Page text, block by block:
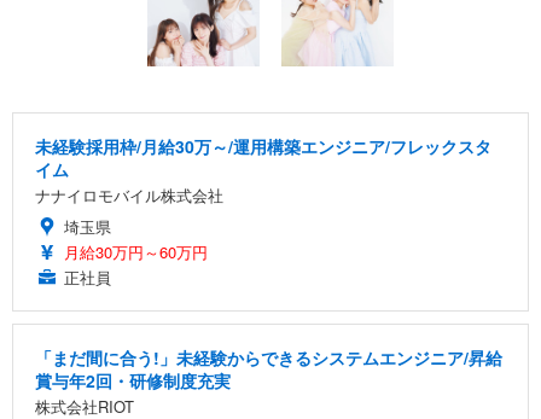
未経験採用枠/月給30万～/運用構築エンジニア/フレックスタ
イム
ナナイロモバイル株式会社
埼玉県
月給30万円～60万円
正社員
「まだ間に合う!」未経験からできるシステムエンジニア/昇給
賞与年2回・研修制度充実
株式会社RIOT